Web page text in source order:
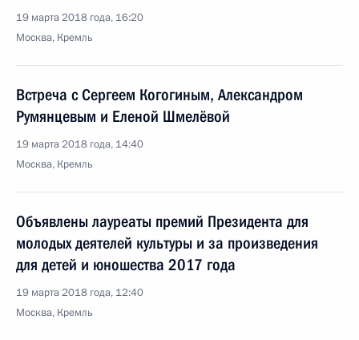
19 марта 2018 года, 16:20
Москва, Кремль
Встреча с Сергеем Когогиным, Александром
Румянцевым и Еленой Шмелёвой
19 марта 2018 года, 14:40
Москва, Кремль
Объявлены лауреаты премий Президента для
молодых деятелей культуры и за произведения
для детей и юношества 2017 года
19 марта 2018 года, 12:40
Москва, Кремль